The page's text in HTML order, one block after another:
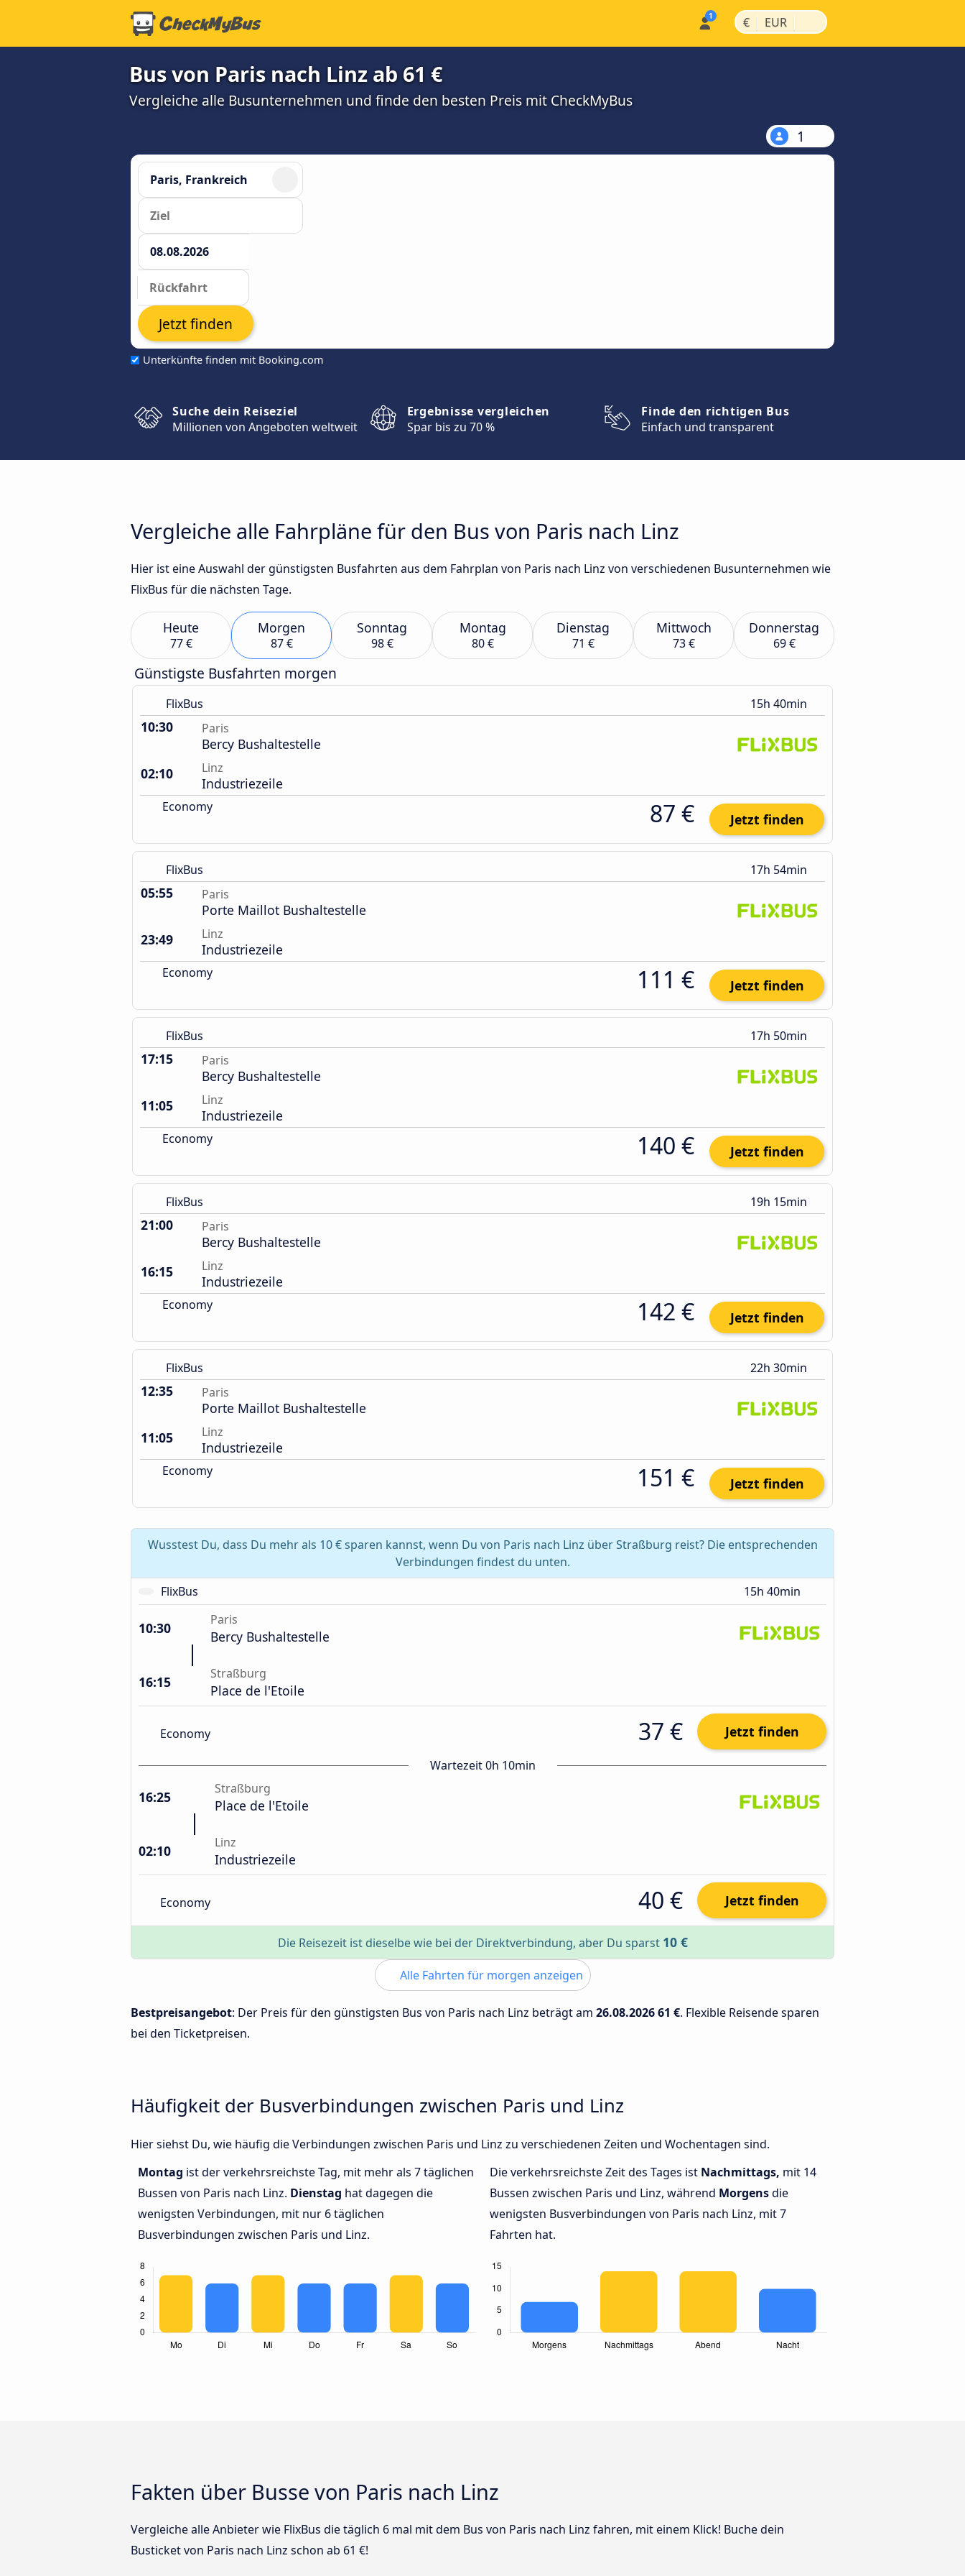
€ | EUR |
Bus von Paris nach Linz ab 61 €
Vergleiche alle Busunternehmen und finde den besten Preis mit CheckMyBus
1
Unterkünfte finden mit Booking.com
Jetzt finden
Suche dein Reiseziel
Millionen von Angeboten weltweit
Ergebnisse vergleichen
Spar bis zu 70 %
Finde den richtigen Bus
Einfach und transparent
Vergleiche alle Fahrpläne für den Bus von Paris nach Linz
Hier ist eine Auswahl der günstigsten Busfahrten aus dem Fahrplan von Paris nach Linz von verschiedenen Busunternehmen wie
FlixBus für die nächsten Tage.
Heute
77 €
Morgen
87 €
Sonntag
98 €
Montag
80 €
Dienstag
71 €
Mittwoch
73 €
Donnerstag
69 €
Günstigste Busfahrten morgen
FlixBus 15h 40min
10:30 Paris
Bercy Bushaltestelle
02:10
Linz
Industriezeile
Economy 87 € Jetzt finden
FlixBus 17h 54min
05:55 Paris
Porte Maillot Bushaltestelle
23:49
Linz
Industriezeile
Economy 111 € Jetzt finden
FlixBus 17h 50min
17:15 Paris
Bercy Bushaltestelle
11:05
Linz
Industriezeile
Economy 140 € Jetzt finden
FlixBus 19h 15min
21:00 Paris
Bercy Bushaltestelle
16:15
Linz
Industriezeile
Economy 142 € Jetzt finden
FlixBus 22h 30min
12:35 Paris
Porte Maillot Bushaltestelle
11:05
Linz
Industriezeile
Economy 151 € Jetzt finden
Wusstest Du, dass Du mehr als 10 € sparen kannst, wenn Du von Paris nach Linz über Straßburg reist? Die entsprechenden
Verbindungen findest du unten.
FlixBus
15h 40min
10:30 Paris
Bercy Bushaltestelle
16:15 Straßburg
Place de l'Etoile
Economy 37 € Jetzt finden
Wartezeit 0h 10min
16:25 Straßburg
Place de l'Etoile
02:10 Linz
Industriezeile
Economy 40 € Jetzt finden
Die Reisezeit ist dieselbe wie bei der Direktverbindung, aber Du sparst 10 €
Alle Fahrten für morgen anzeigen
Bestpreisangebot: Der Preis für den günstigsten Bus von Paris nach Linz beträgt am 26.08.202661 €. Flexible Reisende sparen
bei den Ticketpreisen.
Häufigkeit der Busverbindungen zwischen Paris und Linz
Hier siehst Du, wie häufig die Verbindungen zwischen Paris und Linz zu verschiedenen Zeiten und Wochentagen sind.
Montag ist der verkehrsreichste Tag, mit mehr als 7 täglichen
Bussen von Paris nach Linz. Dienstag hat dagegen die
wenigsten Verbindungen, mit nur 6 täglichen
Busverbindungen zwischen Paris und Linz.
Die verkehrsreichste Zeit des Tages ist Nachmittags, mit 14
Bussen zwischen Paris und Linz, während Morgensdie
wenigsten Busverbindungen von Paris nach Linz, mit 7
Fahrten hat.
Fakten über Busse von Paris nach Linz
Vergleiche alle Anbieter wie FlixBus die täglich 6 mal mit dem Bus von Paris nach Linz fahren, mit einem Klick! Buche dein
Busticket von Paris nach Linz schon ab 61 €!